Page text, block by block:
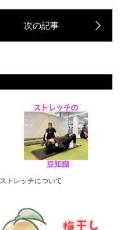
ストレッチについて